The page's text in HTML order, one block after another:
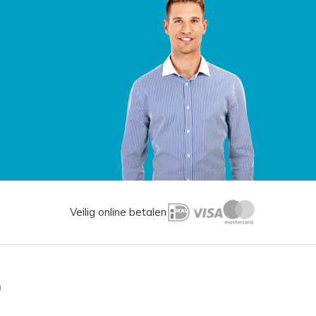
Veilig online betalen